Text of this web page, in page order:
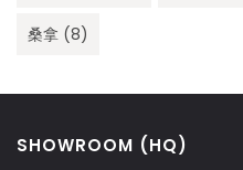
桑拿 (8)
SHOWROOM (HQ)